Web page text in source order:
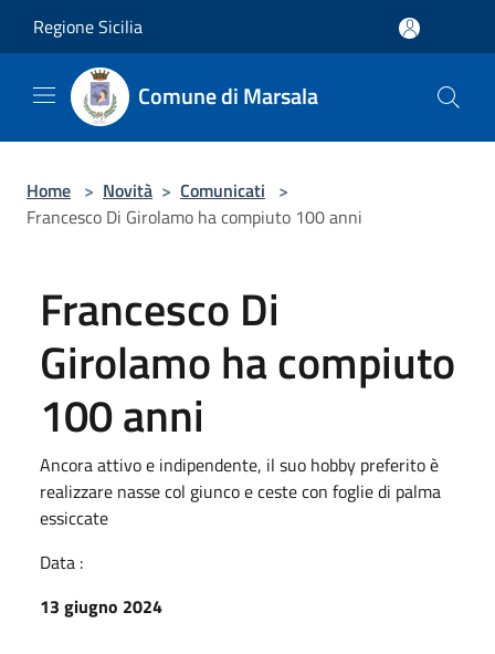
Regione Sicilia
Comune di Marsala
Home > Novità > Comunicati >
Francesco Di Girolamo ha compiuto 100 anni
Francesco Di
Girolamo ha compiuto
100 anni
Ancora attivo e indipendente, il suo hobby preferito è
realizzare nasse col giunco e ceste con foglie di palma
essiccate
Data :
13 giugno 2024